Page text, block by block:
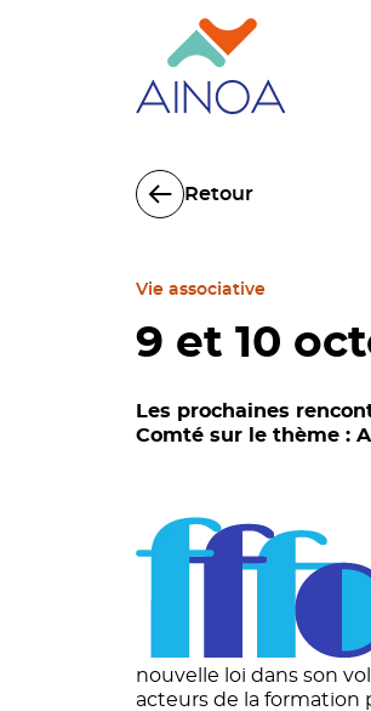
Retour
Vie associative
9 et 10
Les prochaines
Comté sur le thème :
nouvelle loi dans son
acteurs de la formation